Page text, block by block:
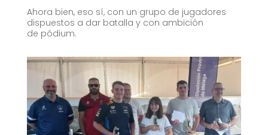
Ahora bien, eso sí, con un grupo de jugadores
dispuestos a dar batalla y con ambición
de pódium.